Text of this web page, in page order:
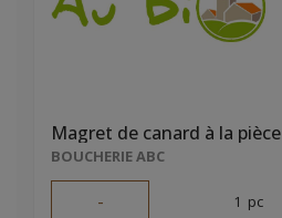
Magret de canard à la pièce
BOUCHERIE ABC
- 1 pc